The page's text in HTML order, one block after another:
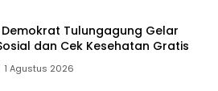
Tulungagung Gelar
dan Cek Kesehatan Gratis
1 Agustus 2026